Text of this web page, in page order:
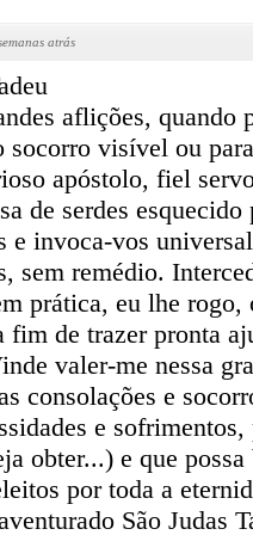
atrás
aflições, quando
socorro visível ou
apóstolo, fiel
de serdes
e invoca-vos
sem remédio.
prática, eu lhe
fim de trazer pronta
valer-me nessa
consolações e
e
obter...) e que
por toda a
São Judas